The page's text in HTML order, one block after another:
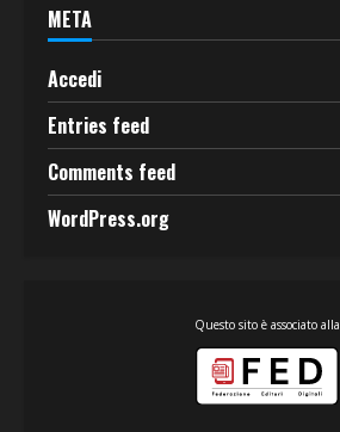
META
Accedi
Entries feed
Comments feed
WordPress.org
Questo sito è associato alla